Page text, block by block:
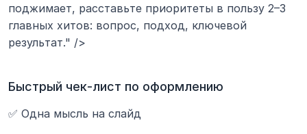
поджимает, расставьте приоритеты в пользу 2–3
главных хитов: вопрос, подход, ключевой
результат." />
Быстрый чек-лист по оформлению
✅ Одна мысль на слайд